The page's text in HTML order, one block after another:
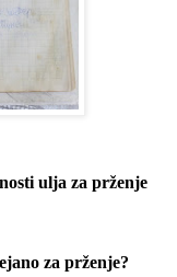
ulja za prženje
za prženje?